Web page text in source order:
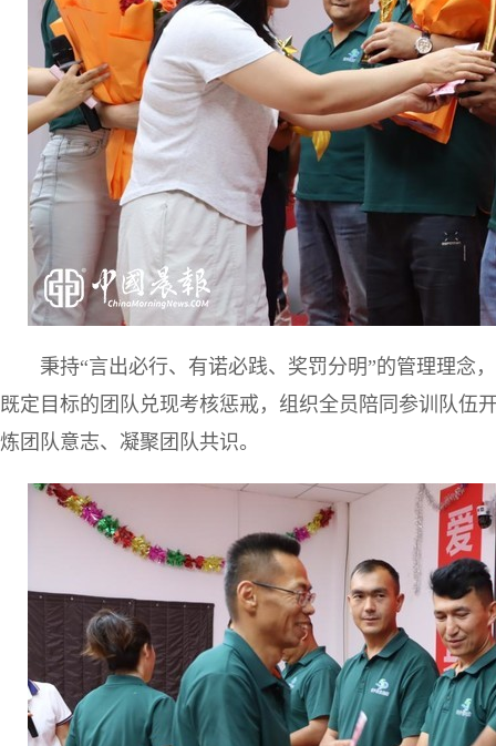
秉持“言出必行、有诺必践、奖罚分明”的管理理念
既定目标的团队兑现考核惩戒，组织全员陪同参训队伍
炼团队意志、凝聚团队共识。